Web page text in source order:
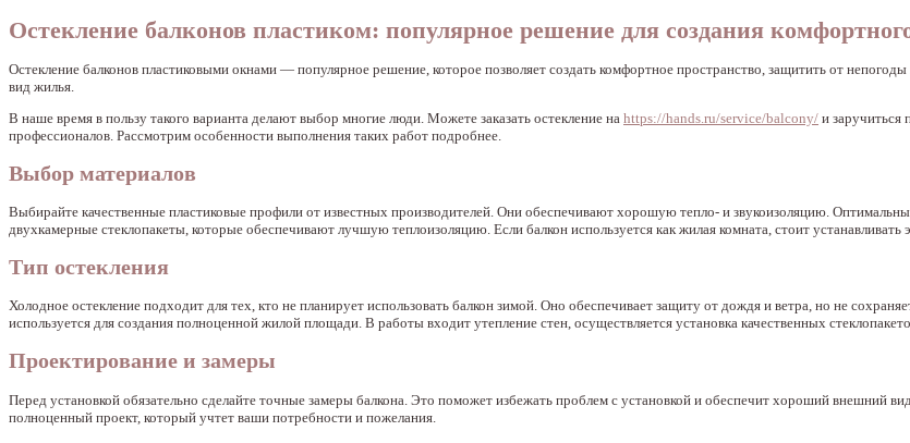
Остекление балконов пластиком: популярное решение для создания
Остекление балконов пластиковыми окнами — популярное решение, которое позволяет создать комфортное пространство, защитить от
вид жилья.
В наше время в пользу такого варианта делают выбор многие люди. Можете заказать остекление на https://hands.ru/service/balcony/ и
профессионалов. Рассмотрим особенности выполнения таких работ подробнее.
Выбор материалов
Выбирайте качественные пластиковые профили от известных производителей. Они обеспечивают хорошую тепло- и звукоизоляцию.
двухкамерные стеклопакеты, которые обеспечивают лучшую теплоизоляцию. Если балкон используется как жилая комната, стоит устанавливать
Тип остекления
Холодное остекление подходит для тех, кто не планирует использовать балкон зимой. Оно обеспечивает защиту от дождя и ветра, но не
используется для создания полноценной жилой площади. В работы входит утепление стен, осуществляется установка качественных
Проектирование и замеры
Перед установкой обязательно сделайте точные замеры балкона. Это поможет избежать проблем с установкой и обеспечит хороший внешний
полноценный проект, который учтет ваши потребности и пожелания.